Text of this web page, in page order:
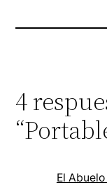
4
El